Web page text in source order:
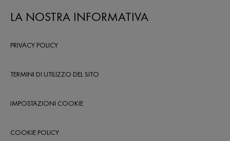
LA NOSTRA INFORMATIVA
PRIVACY POLICY
TERMINI DI UTILIZZO DEL SITO
IMPOSTAZIONI COOKIE
COOKIE POLICY